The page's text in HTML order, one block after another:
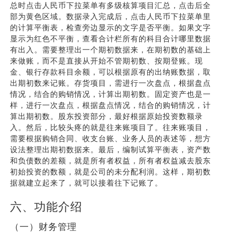
总时点击人民币下拉菜单有多级核算项目汇总，点击后全
部为黄色区域。数据录入完成后，点击人民币下拉菜单里
的计算平衡表，检查旁边显示的文字是否平衡。如果文字
显示为红色不平衡，查看合计栏所有的科目合计哪里数据
有出入。需要整理出一个期初数据来，在期初数的基础上
来做账，而不是直接从开始不管期初数、按期登账。现
金、银行存款科目余额，可以根据原有的出纳账数据，取
出期初数来记账。存货项目，需进行一次盘点，根据盘点
情况，结合的购销情况，计算出期初数。固定资产也是一
样，进行一次盘点，根据盘点情况，结合的购销情况，计
算出期初数。股东投资部分，最好根据原始投资数额录
入。然后，比较头疼的就是往来账项目了。往来账项目，
需要根据购销合同、收支台账、业务人员的表述等，想方
设法整理出期初数据来。最后，编制试算平衡表，资产数
和负债数的差额，就是所有者权益，所有者权益减去股东
初始投资的数额，就是公司的未分配利润。这样，期初数
据就建立起来了，就可以接着往下记账了。
六、功能介绍
（一）财务管理